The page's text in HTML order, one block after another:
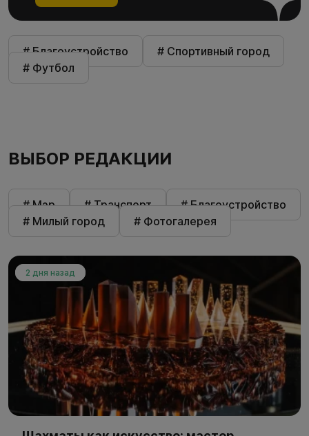
# Благоустройство
# Спортивный город
# Футбол
ВЫБОР РЕДАКЦИИ
# Мэр # Транспорт
# Благоустройство
# Милый город
# Фотогалерея
2 дня назад